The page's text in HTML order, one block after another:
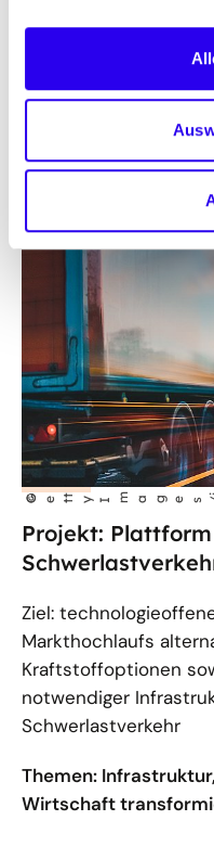
Marketing-Cookies
, um die Cookies
Kurzlink kopieren
© Get
t y I
m
ages/
i
Projekt:
Ziel:
Markthochlaufs
Kraftstoffoptionen
notwendiger
Schwerlastverkehr
Themen:
Wirtschaft